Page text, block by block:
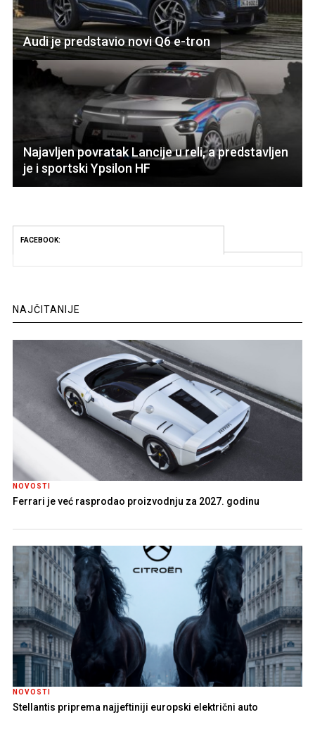
Audi je predstavio novi Q6 e-tron
Najavljen povratak Lancije u reli, a predstavljen
je i sportski Ypsilon HF
FACEBOOK:
NAJČITANIJE
NOVOSTI
Ferrari je već rasprodao proizvodnju za 2027. godinu
NOVOSTI
Stellantis priprema najjeftiniji europski električni auto